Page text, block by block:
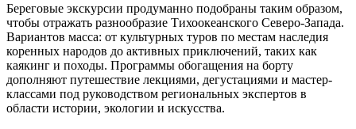
Береговые экскурсии продуманно подобраны таким образом,
чтобы отражать разнообразие Тихоокеанского Северо-Запада.
Вариантов масса: от культурных туров по местам наследия
коренных народов до активных приключений, таких как
каякинг и походы. Программы обогащения на борту
дополняют путешествие лекциями, дегустациями и мастер-
классами под руководством региональных экспертов в
области истории, экологии и искусства.